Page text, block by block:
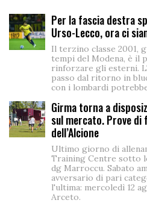
Per la fascia destra
Urso-Lecco, ora ci
Il terzino classe 2001,
tempi del Modena, è il
rinforzare gli esterni.
passo dal ritorno in
con i lombardi
Girma torna a
sul mercato. Prove
dell’Alcione
Ultimo giorno di
Training Centre sotto
dg Marroccu. Sabato
avversario di pari
l'ultima: mercoledì 12
Arceto.